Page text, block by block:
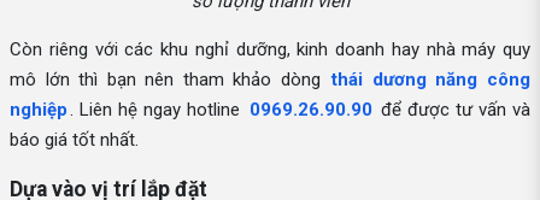
Còn riêng với các khu nghỉ dưỡng, kinh doanh hay nhà máy quy
mô lớn thì bạn nên tham khảo dòng thái dương năng công
nghiệp. Liên hệ ngay hotline 0969.26.90.90 để được tư vấn và
báo giá tốt nhất.
Dựa vào vị trí lắp đặt